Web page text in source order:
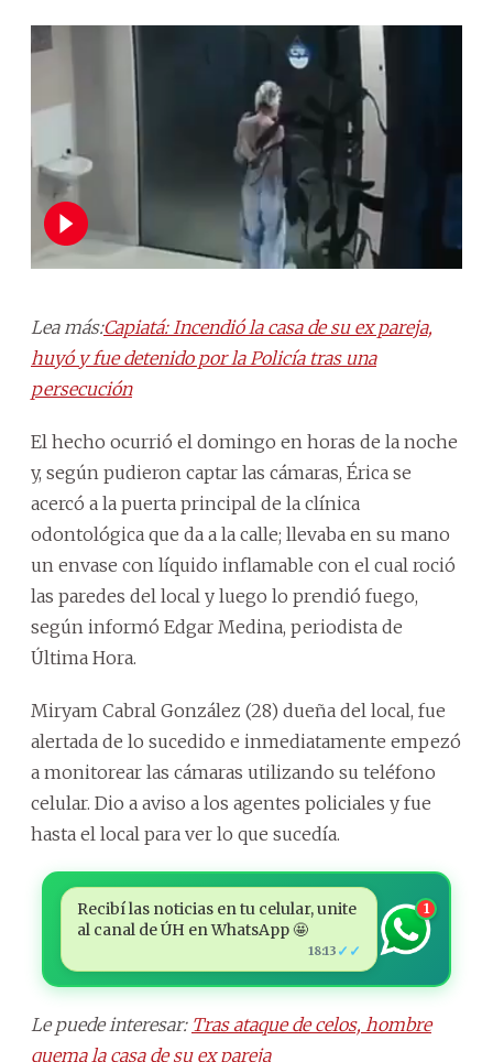
Lea más:Capiatá: Incendió la casa de su ex pareja,
huyó y fue detenido por la Policía tras una
persecución
El hecho ocurrió el domingo en horas de la noche
y, según pudieron captar las cámaras, Érica se
acercó a la puerta principal de la clínica
odontológica que da a la calle; llevaba en su mano
un envase con líquido inflamable con el cual roció
las paredes del local y luego lo prendió fuego,
según informó Edgar Medina, periodista de
Última Hora.
Miryam Cabral González (28) dueña del local, fue
alertada de lo sucedido e inmediatamente empezó
a monitorear las cámaras utilizando su teléfono
celular. Dio a aviso a los agentes policiales y fue
hasta el local para ver lo que sucedía.
Recibí las noticias en tu celular, unite
al canal de ÚH en WhatsApp 🤩
18:13 ✓✓
1
Le puede interesar: Tras ataque de celos, hombre
quema la casa de su ex pareja